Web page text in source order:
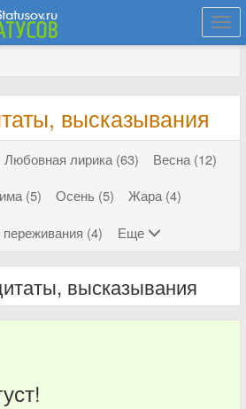
высказывания
Любовная лирика (63)
Весна (12)
(5) Осень (5)
Жара (4)
(4)
Еще
высказывания